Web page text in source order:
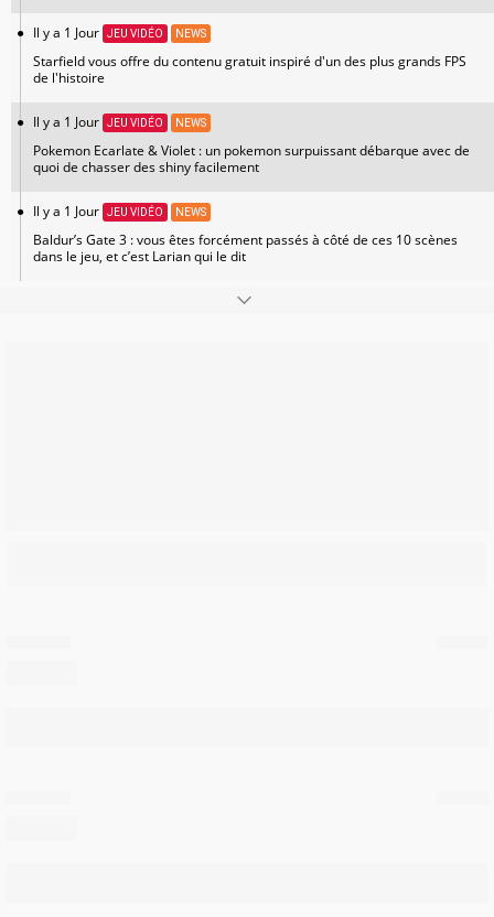
Il y a 1 Jour JEU VIDÉO NEWS
Starfield vous offre du contenu gratuit inspiré d'un des plus grands FPS
de l'histoire
Il y a 1 Jour JEU VIDÉO NEWS
Pokemon Ecarlate & Violet : un pokemon surpuissant débarque avec de
quoi de chasser des shiny facilement
Il y a 1 Jour JEU VIDÉO NEWS
Baldur’s Gate 3 : vous êtes forcément passés à côté de ces 10 scènes
dans le jeu, et c’est Larian qui le dit